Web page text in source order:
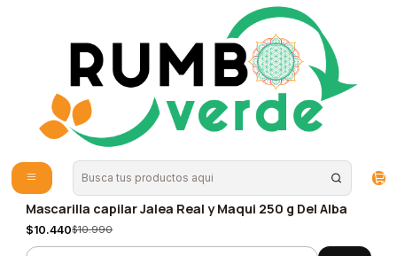
Envío gratis por compras sobre los 59.990 en la provincia de Santiago
Cuidado Capilar
Cuidado Capilar
(58 Productos)
-5%
1596053975955
Mascarilla capilar Jalea Real y Maqui 250 g Del Alba
$10.440$10.990